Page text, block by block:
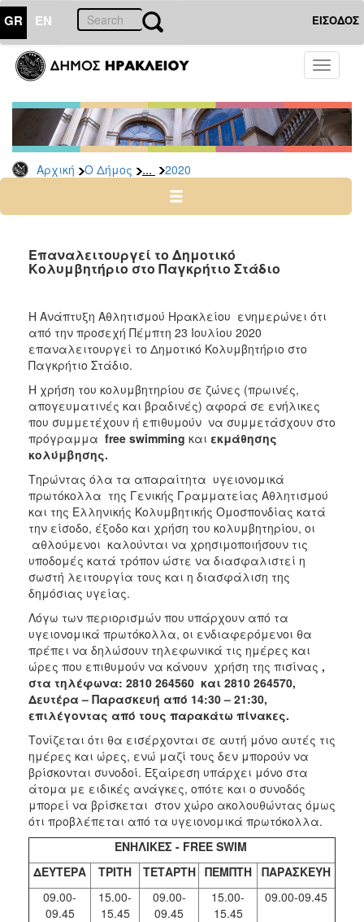
GR EN ΕΙΣΟΔΟΣ
Toggle
Αρχική Ο Δήμος ... 2020
ΔΗΜΟΣ
Δελτία
Τύπου
Αρχείο
2026
2024
2022
2020
2019
2018
2017
2016
2015
2013
2012
2011
2010
2006
ΤΟΠΟΣ
ΠΟΛΙΤΙΣΜΟΣ
ΑΝΘΕΚΤΙΚΗ
ΠΟΛΗ
Επαναλειτουργεί το Δημοτικό
Κολυμβητήριο στο Παγκρήτιο Στάδιο
Η Ανάπτυξη Αθλητισμού Ηρακλείου ενημερώνει ότι
από την προσεχή Πέμπτη 23 Ιουλίου 2020
επαναλειτουργεί το Δημοτικό Κολυμβητήριο στο
Παγκρήτιο Στάδιο.
Η χρήση του κολυμβητηρίου σε ζώνες (πρωινές,
απογευματινές και βραδινές) αφορά σε ενήλικες
που συμμετέχουν ή επιθυμούν να συμμετάσχουν στο
πρόγραμμα free swimming και εκμάθησης
κολύμβησης.
Τηρώντας όλα τα απαραίτητα υγειονομικά
πρωτόκολλα της Γενικής Γραμματείας Αθλητισμού
και της Ελληνικής Κολυμβητικής Ομοσπονδίας κατά
την είσοδο, έξοδο και χρήση του κολυμβητηρίου, οι
αθλούμενοι καλούνται να χρησιμοποιήσουν τις
υποδομές κατά τρόπον ώστε να διασφαλιστεί η
σωστή λειτουργία τους και η διασφάλιση της
δημόσιας υγείας.
Λόγω των περιορισμών που υπάρχουν από τα
υγειονομικά πρωτόκολλα, οι ενδιαφερόμενοι θα
πρέπει να δηλώσουν τηλεφωνικά τις ημέρες και
ώρες που επιθυμούν να κάνουν χρήση της πισίνας ,
στα τηλέφωνα: 2810 264560 και 2810 264570,
Δευτέρα – Παρασκευή από 14:30 – 21:30,
επιλέγοντας από τους παρακάτω πίνακες.
Τονίζεται ότι θα εισέρχονται σε αυτή μόνο αυτές τις
ημέρες και ώρες, ενώ μαζί τους δεν μπορούν να
βρίσκονται συνοδοί. Εξαίρεση υπάρχει μόνο στα
άτομα με ειδικές ανάγκες, οπότε και ο συνοδός
μπορεί να βρίσκεται στον χώρο ακολουθώντας όμως
ότι προβλέπεται από τα υγειονομικά πρωτόκολλα.
ΕΝΗΛΙΚΕΣ - FREE SWIM
ΔΕΥΤΕΡΑ
ΤΡΙΤΗ ΤΕΤΑΡΤΗ ΠΕΜΠΤΗ
ΠΑΡΑΣΚΕΥΗ
09.00-
09.45
15.00-
15.45
09.00-
09.45
15.00-
15.45
09.00-09.45